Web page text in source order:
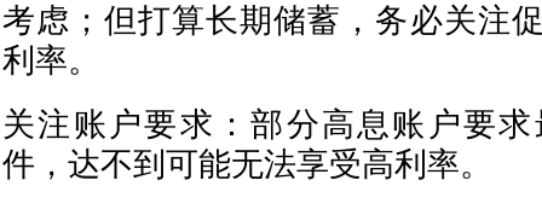
考虑；但打算长期储蓄，务必关注
利率。
关注账户要求：部分高息账户要
件，达不到可能无法享受高利率。